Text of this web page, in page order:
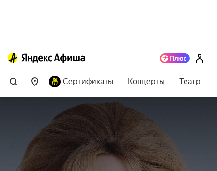
Сертификаты Концерты Театр